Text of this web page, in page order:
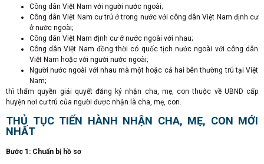
Công dân Việt Nam với người nước ngoài;
Công dân Việt Nam cư trú ở trong nước với công dân Việt Nam định cư
ở nước ngoài;
Công dân Việt Nam định cư ở nước ngoài với nhau;
Công dân Việt Nam đồng thời có quốc tịch nước ngoài với công dân
Việt Nam hoặc với người nước ngoài;
Người nước ngoài với nhau mà một hoặc cả hai bên thường trú tại Việt
Nam;
thì thẩm quyền giải quyết đăng ký nhận cha, mẹ, con thuộc về UBND cấp
huyện nơi cư trú của người được nhận là cha, mẹ, con.
THỦ TỤC TIẾN HÀNH NHẬN CHA, MẸ, CON MỚI
NHẤT
Bước 1: Chuẩn bị hồ sơ